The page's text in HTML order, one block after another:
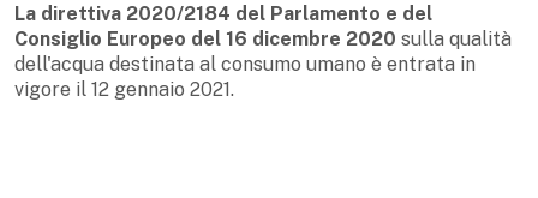
La direttiva 2020/2184 del Parlamento e del
Consiglio Europeo del 16 dicembre 2020 sulla qualità
dell'acqua destinata al consumo umano è entrata in
vigore il 12 gennaio 2021.